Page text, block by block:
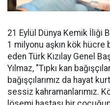
21 Eylül Dünya Kemik İliği
1 milyonu aşkın kök hücre
eden Türk Kızılay Genel
Yılmaz, "Tıpkı kan
bağışçılarımız da hayat
sessiz kahramanlarımız.